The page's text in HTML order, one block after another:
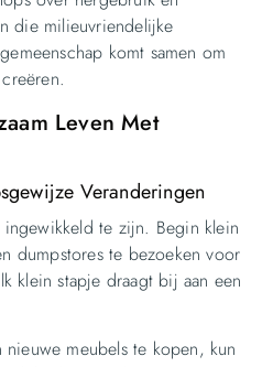
die milieuvriendelijke
komt samen om
Leven Met
Veranderingen
te zijn. Begin klein
dumpstores te bezoeken voor
klein stapje draagt bij aan een
meubels te kopen, kun